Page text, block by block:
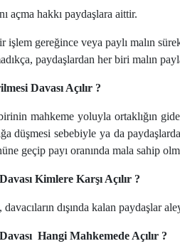
açma hakkı paydaşlara aittir.
gereğince veya paylı malın
paydaşlardan her biri malın
Davası Açılır ?
mahkeme yoluyla ortaklığın
düşmesi sebebiyle ya da
geçip payı oranında mala sahip
Kimlere Karşı Açılır ?
dışında kalan paydaşlar
Hangi Mahkemede Açılır ?